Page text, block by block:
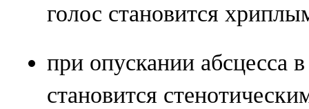
голос становится
при опускании абсцесса
становится